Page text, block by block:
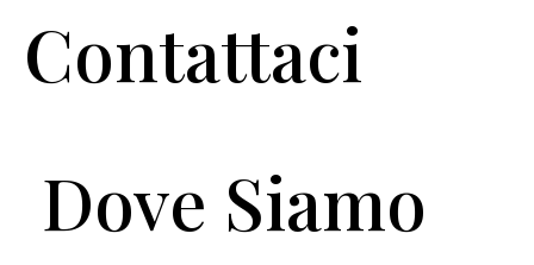
Contattaci
Dove Siamo